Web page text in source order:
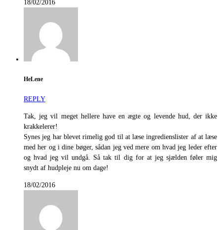
18/02/2016
HeLene
REPLY
Tak, jeg vil meget hellere have en ægte og levende hud, der ikke
krakkelerer!
Synes jeg har blevet rimelig god til at læse ingredienslister af at læse
med her og i dine bøger, sådan jeg ved mere om hvad jeg leder efter
og hvad jeg vil undgå. Så tak til dig for at jeg sjælden føler mig
snydt af hudpleje nu om dage!
18/02/2016